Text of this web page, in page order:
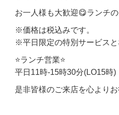
お一人様も大歓迎😋ランチ
※価格は税込みです。
※平日限定の特別サービスと
⭐ランチ営業⭐
平日11時-15時30分(LO15時)
是非皆様のご来店を心より